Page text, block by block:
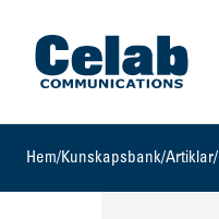
Gå till startsidan
Hem/Kunskapsbank/Artiklar/